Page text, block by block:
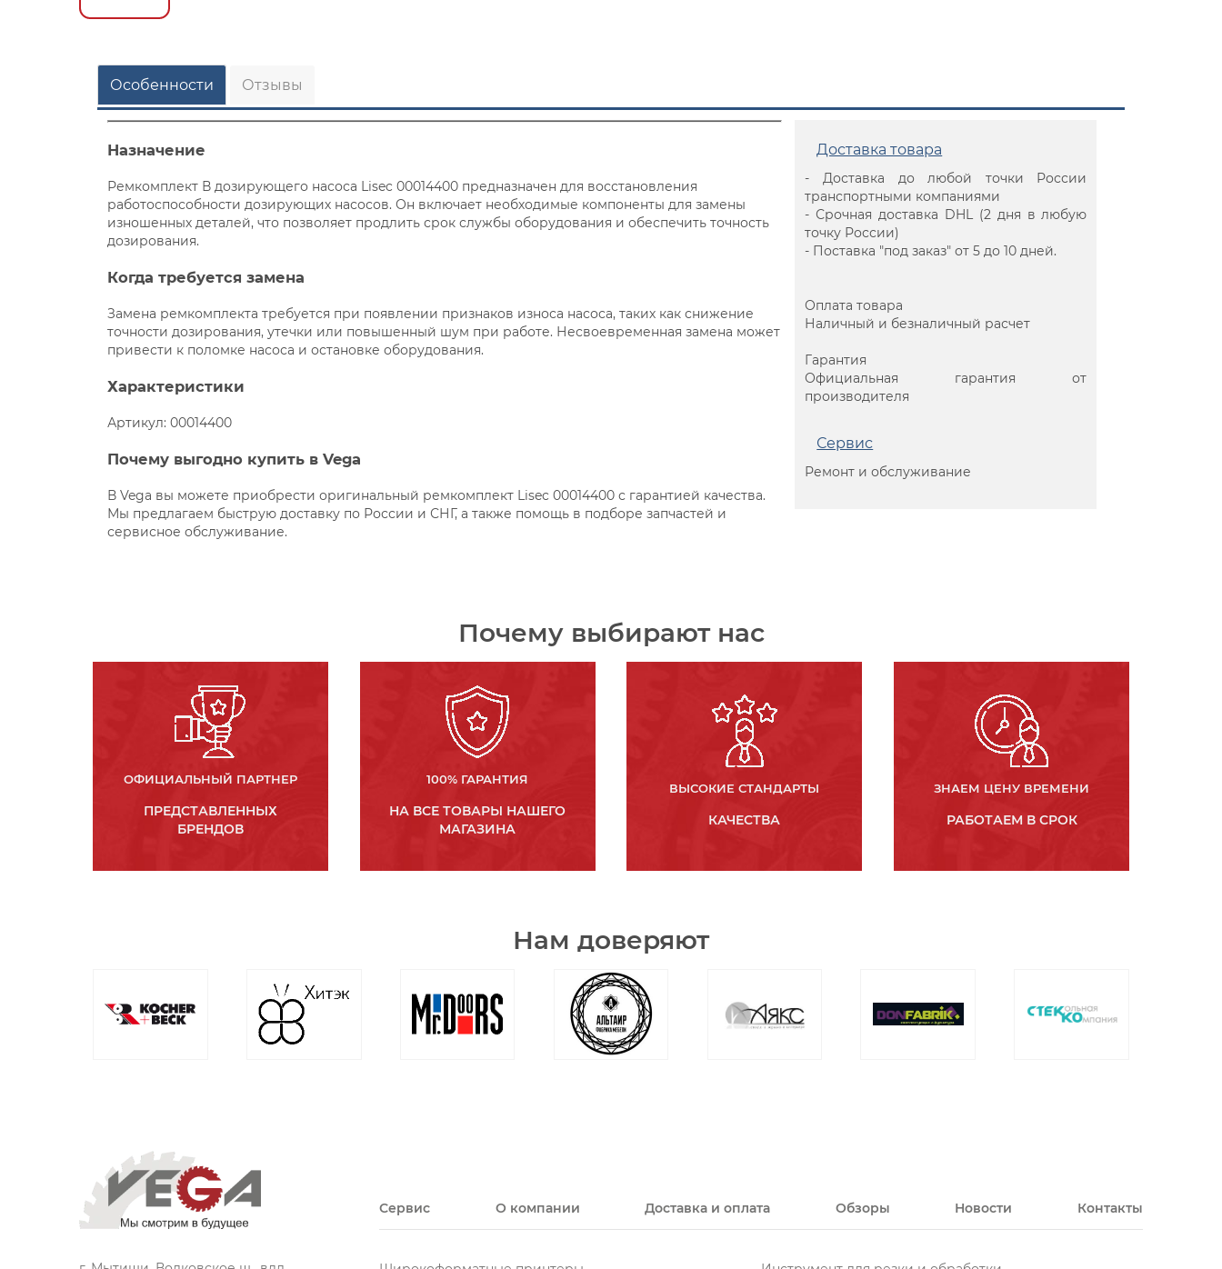
Особенности
Назначение
Ремкомплект В дозирующего насоса Lisec 00014400 предназначен для восстановления
работоспособности дозирующих насосов. Он включает необходимые компоненты для замены
изношенных деталей, что позволяет продлить срок службы оборудования и обеспечить точность
дозирования.
Когда требуется замена
Замена ремкомплекта требуется при появлении признаков износа насоса, таких как снижение
точности дозирования, утечки или повышенный шум при работе. Несвоевременная замена может
привести к поломке насоса и остановке оборудования.
Характеристики
Артикул: 00014400
Почему выгодно купить в Vega
В Vega вы можете приобрести оригинальный ремкомплект Lisec 00014400 с гарантией качества.
Мы предлагаем быструю доставку по России и СНГ, а также помощь в подборе запчастей и
сервисное обслуживание.
Доставка товара
- Доставка до любой точки России
транспортными компаниями
- Срочная доставка DHL (2 дня в любую
точку России)
- Поставка "под заказ" от 5 до 10 дней.
Оплата товара
Наличный и безналичный расчет
Гарантия
Официальная гарантия от
производителя
Сервис
Ремонт и обслуживание
Отзывы
Почему выбирают нас
ОФИЦИАЛЬНЫЙ ПАРТНЕР
ПРЕДСТАВЛЕННЫХ
БРЕНДОВ
100% ГАРАНТИЯ
НА ВСЕ ТОВАРЫ НАШЕГО
МАГАЗИНА
ВЫСОКИЕ СТАНДАРТЫ
КАЧЕСТВА
ЗНАЕМ ЦЕНУ ВРЕМЕНИ
РАБОТАЕМ В СРОК
Нам доверяют
Сервис О компании Доставка и оплата Обзоры Новости Контакты